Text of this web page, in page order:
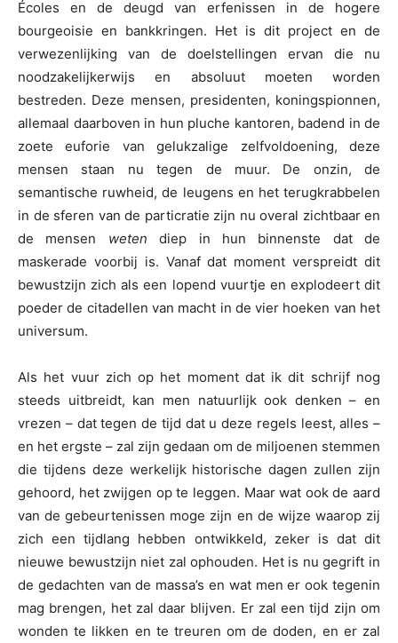
Écoles en de deugd van erfenissen in de hogere
bourgeoisie en bankkringen. Het is dit project en de
verwezenlijking van de doelstellingen ervan die nu
noodzakelijkerwijs en absoluut moeten worden
bestreden. Deze mensen, presidenten, koningspionnen,
allemaal daarboven in hun pluche kantoren, badend in de
zoete euforie van gelukzalige zelfvoldoening, deze
mensen staan nu tegen de muur. De onzin, de
semantische ruwheid, de leugens en het terugkrabbelen
in de sferen van de particratie zijn nu overal zichtbaar en
de mensen wetendiep in hun binnenste dat de
maskerade voorbij is. Vanaf dat moment verspreidt dit
bewustzijn zich als een lopend vuurtje en explodeert dit
poeder de citadellen van macht in de vier hoeken van het
universum.
Als het vuur zich op het moment dat ik dit schrijf nog
steeds uitbreidt, kan men natuurlijk ook denken – en
vrezen – dat tegen de tijd dat u deze regels leest, alles –
en het ergste – zal zijn gedaan om de miljoenen stemmen
die tijdens deze werkelijk historische dagen zullen zijn
gehoord, het zwijgen op te leggen. Maar wat ook de aard
van de gebeurtenissen moge zijn en de wijze waarop zij
zich een tijdlang hebben ontwikkeld, zeker is dat dit
nieuwe bewustzijn niet zal ophouden. Het is nu gegrift in
de gedachten van de massa’s en wat men er ook tegenin
mag brengen, het zal daar blijven. Er zal een tijd zijn om
wonden te likken en te treuren om de doden, en er zal